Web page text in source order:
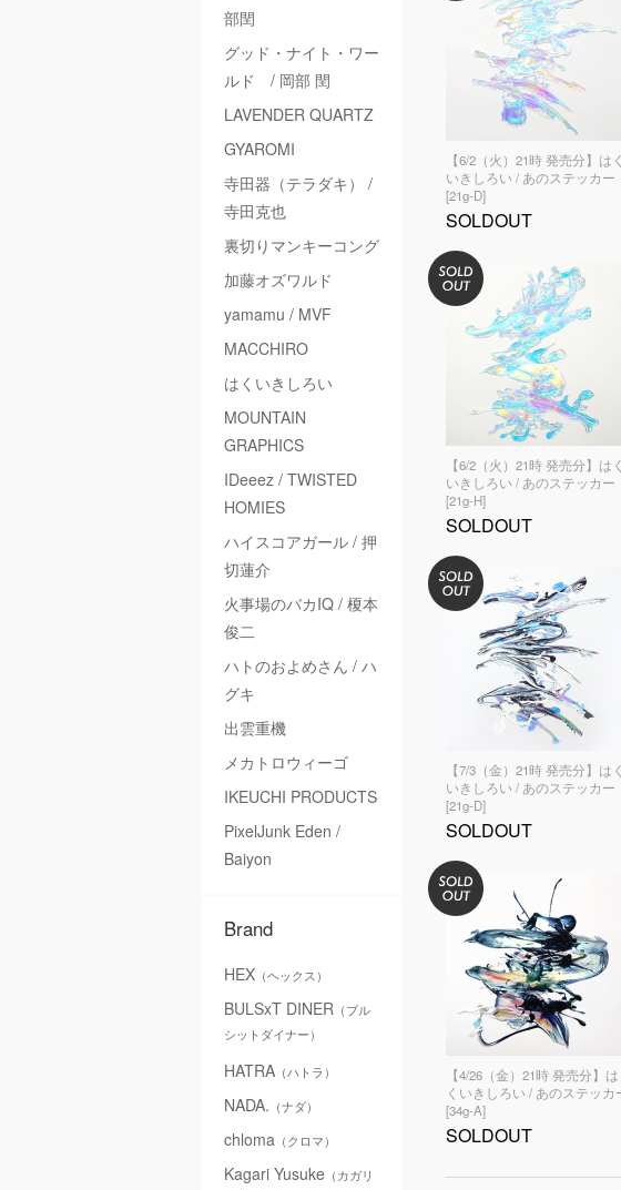
部閏
グッド・ナイト・ワー
ルド / 岡部 閏
LAVENDER QUARTZ
GYAROMI
寺田器（テラダキ） /
寺田克也
裏切りマンキーコング
加藤オズワルド
yamamu / MVF
MACCHIRO
はくいきしろい
MOUNTAIN
GRAPHICS
IDeeez / TWISTED
HOMIES
ハイスコアガール / 押
切蓮介
火事場のバカIQ / 榎本
俊二
ハトのおよめさん / ハ
グキ
出雲重機
メカトロウィーゴ
IKEUCHI PRODUCTS
PixelJunk Eden /
Baiyon
Brand
HEX （ヘックス）
BULSxT DINER （ブル
シットダイナー）
HATRA （ハトラ）
NADA. （ナダ）
chloma （クロマ）
Kagari Yusuke （カガリ
【6/2（火）21時 発売分】はく
いきしろい / あのステッカー
[21g-D]
SOLDOUT
【6/2（火）21時 発売分】はく
いきしろい / あのステッカー
[21g-H]
SOLDOUT
【7/3（金）21時 発売分】はく
いきしろい / あのステッカー
[21g-D]
SOLDOUT
【4/26（金）21時 発売分】は
くいきしろい / あのステッカ
[34g-A]
SOLDOUT